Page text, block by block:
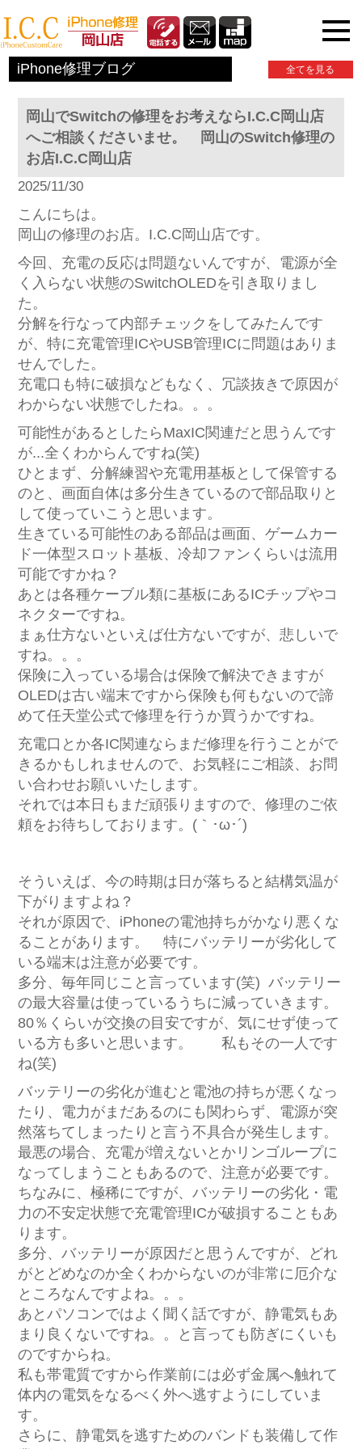
iPhone修理ブログ 全てを見る
岡山でSwitchの修理をお考えならI.C.C岡山店
へご相談くださいませ。 岡山のSwitch修理の
お店I.C.C岡山店
2025/11/30
こんにちは。
岡山の修理のお店。I.C.C岡山店です。
今回、充電の反応は問題ないんですが、電源が全
く入らない状態のSwitchOLEDを引き取りまし
た。
分解を行なって内部チェックをしてみたんです
が、特に充電管理ICやUSB管理ICに問題はありま
せんでした。
充電口も特に破損などもなく、冗談抜きで原因が
わからない状態でしたね。。。
可能性があるとしたらMaxIC関連だと思うんです
が...全くわからんですね(笑)
ひとまず、分解練習や充電用基板として保管する
のと、画面自体は多分生きているので部品取りと
して使っていこうと思います。
生きている可能性のある部品は画面、ゲームカー
ド一体型スロット基板、冷却ファンくらいは流用
可能ですかね？
あとは各種ケーブル類に基板にあるICチップやコ
ネクターですね。
まぁ仕方ないといえば仕方ないですが、悲しいで
すね。。。
保険に入っている場合は保険で解決できますが
OLEDは古い端末ですから保険も何もないので諦
めて任天堂公式で修理を行うか買うかですね。
充電口とか各IC関連ならまだ修理を行うことがで
きるかもしれませんので、お気軽にご相談、お問
い合わせお願いいたします。
それでは本日もまだ頑張りますので、修理のご依
頼をお待ちしております。(｀･ω･´)ゞ
そういえば、今の時期は日が落ちると結構気温が
下がりますよね？
それが原因で、iPhoneの電池持ちがかなり悪くな
ることがあります。 特にバッテリーが劣化して
いる端末は注意が必要です。
多分、毎年同じこと言っています(笑) バッテリー
の最大容量は使っているうちに減っていきます。
80％くらいが交換の目安ですが、気にせず使って
いる方も多いと思います。 私もその一人です
ね(笑)
バッテリーの劣化が進むと電池の持ちが悪くなっ
たり、電力がまだあるのにも関わらず、電源が突
然落ちてしまったりと言う不具合が発生します。
最悪の場合、充電が増えないとかリンゴループに
なってしまうこともあるので、注意が必要です。
ちなみに、極稀にですが、バッテリーの劣化・電
力の不安定状態で充電管理ICが破損することもあ
ります。
多分、バッテリーが原因だと思うんですが、どれ
がとどめなのか全くわからないのが非常に厄介な
ところなんですよね。。。
あとパソコンではよく聞く話ですが、静電気もあ
まり良くないですね。。と言っても防ぎにくいも
のですからね。
私も帯電質ですから作業前には必ず金属へ触れて
体内の電気をなるべく外へ逃すようにしていま
す。
さらに、静電気を逃すためのバンドも装備して作